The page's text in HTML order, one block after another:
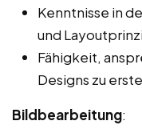
Kenntnisse in
und
Fähigkeit,
Designs zu
Bildbearbeitung: